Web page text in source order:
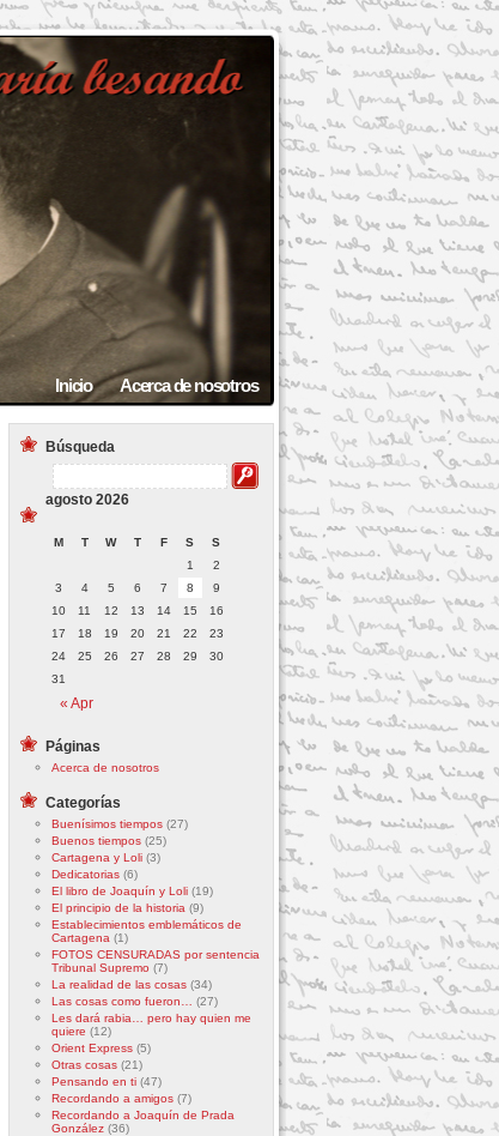
Inicio Acerca de nosotros
Búsqueda
agosto 2026
M T W T F S S
« Apr
1
2
3
4 5 6 7 8
9
10
11 12 13 14 15
16
17
18 19 20 21 22
23
24
25 26 27 28 29
30
31
Páginas
Acerca de nosotros
Categorías
Buenísimos tiempos(27)
Buenos tiempos(25)
Cartagena y Loli(3)
Dedicatorias(6)
El libro de Joaquín y Loli(19)
El principio de la historia (9)
Establecimientos emblemáticos de
Cartagena (1)
FOTOS CENSURADAS por sentencia
Tribunal Supremo (7)
La realidad de las cosas(34)
Las cosas como fueron…
(27)
Les dará rabia… pero hay quien me
quiere (12)
Orient Express(5)
Otras cosas(21)
Pensando en ti(47)
Recordando a amigos(7)
Recordando a Joaquín de Prada
González(36)